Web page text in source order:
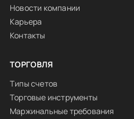
Новости компании
Карьера
Контакты
ТОРГОВЛЯ
Типы счетов
Торговые инструменты
Маржинальные требования